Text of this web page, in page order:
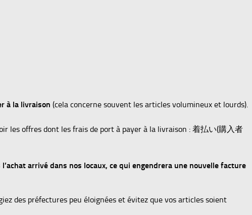
à la livraison (cela concerne souvent les articles volumineux et lourds).
les offres dont les frais de port à payer à la livraison : 着払い(購入者
arrivé dans nos locaux, ce qui engendrera une nouvelle facture
des préfectures peu éloignées et évitez que vos articles soient